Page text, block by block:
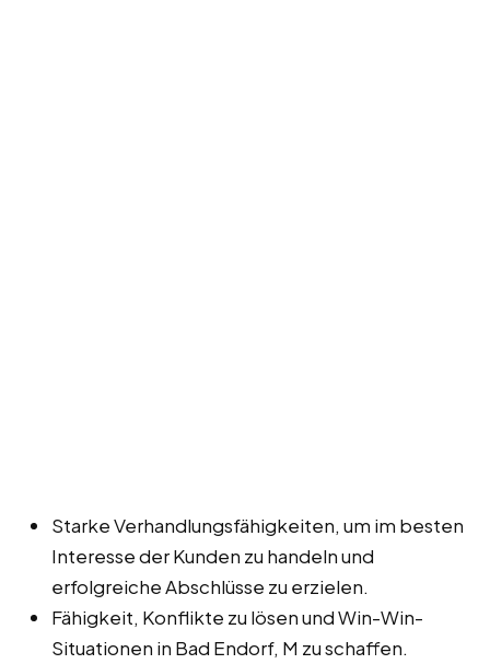
Starke Verhandlungsfähigkeiten, um im besten
Interesse der Kunden zu handeln und
erfolgreiche Abschlüsse zu erzielen.
Fähigkeit, Konflikte zu lösen und Win-Win-
Situationen in Bad Endorf, M zu schaffen.